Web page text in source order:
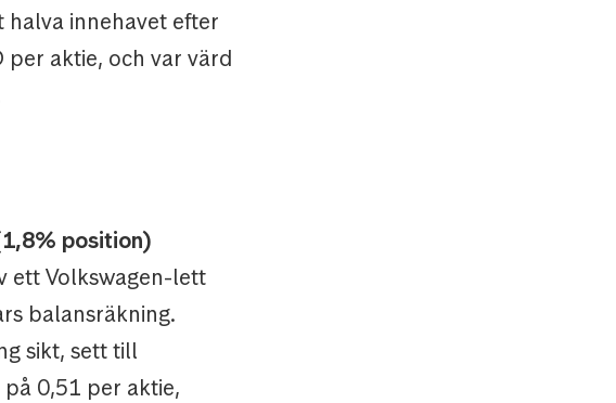
halva innehavet efter
aktie, och var värd
position)
ett Volkswagen-lett
balansräkning.
sikt, sett till
0,51 per aktie,